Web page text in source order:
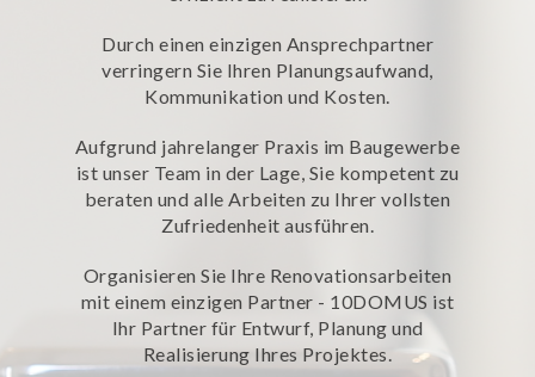
Durch einen einzigen Ansprechpartner
verringern Sie Ihren Planungsaufwand,
Kommunikation und Kosten.
Aufgrund jahrelanger Praxis im Baugewerbe
ist unser Team in der Lage, Sie kompetent zu
beraten und alle Arbeiten zu Ihrer vollsten
Zufriedenheit ausführen.
Organisieren Sie Ihre Renovationsarbeiten
mit einem einzigen Partner - 10DOMUS ist
Ihr Partner für Entwurf, Planung und
Realisierung Ihres Projektes.